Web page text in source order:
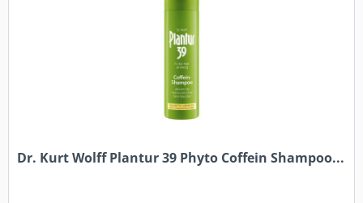
Dr. Kurt Wolff Plantur 39 Phyto Coffein Shampoo...